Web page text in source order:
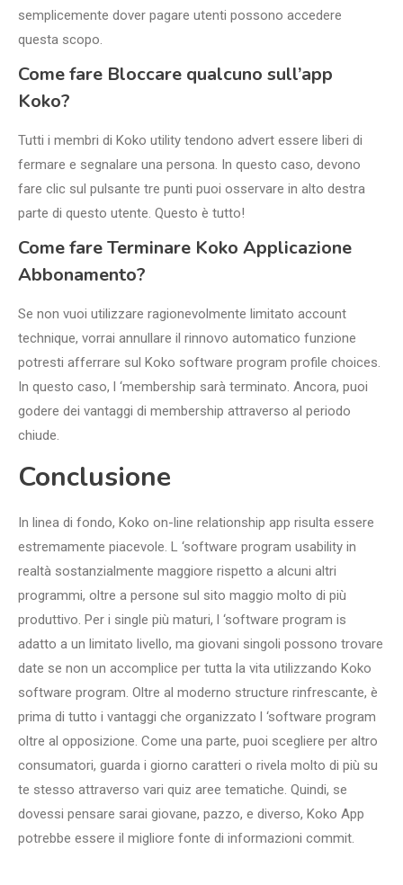
semplicemente dover pagare utenti possono accedere
questa scopo.
Come fare Bloccare qualcuno sull’app
Koko?
Tutti i membri di Koko utility tendono advert essere liberi di
fermare e segnalare una persona. In questo caso, devono
fare clic sul pulsante tre punti puoi osservare in alto destra
parte di questo utente. Questo è tutto!
Come fare Terminare Koko Applicazione
Abbonamento?
Se non vuoi utilizzare ragionevolmente limitato account
technique, vorrai annullare il rinnovo automatico funzione
potresti afferrare sul Koko software program profile choices.
In questo caso, l ‘membership sarà terminato. Ancora, puoi
godere dei vantaggi di membership attraverso al periodo
chiude.
Conclusione
In linea di fondo, Koko on-line relationship app risulta essere
estremamente piacevole. L ‘software program usability in
realtà sostanzialmente maggiore rispetto a alcuni altri
programmi, oltre a persone sul sito maggio molto di più
produttivo. Per i single più maturi, l ‘software program is
adatto a un limitato livello, ma giovani singoli possono trovare
date se non un accomplice per tutta la vita utilizzando Koko
software program. Oltre al moderno structure rinfrescante, è
prima di tutto i vantaggi che organizzato l ‘software program
oltre al opposizione. Come una parte, puoi scegliere per altro
consumatori, guarda i giorno caratteri o rivela molto di più su
te stesso attraverso vari quiz aree tematiche. Quindi, se
dovessi pensare sarai giovane, pazzo, e diverso, Koko App
potrebbe essere il migliore fonte di informazioni commit.